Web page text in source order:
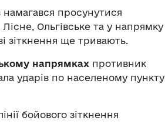
намагався просунутися
Ольгівське та у напрямку
зіткнення ще тривають.
напрямках противник
ударів по населеному пункту
бойового зіткнення